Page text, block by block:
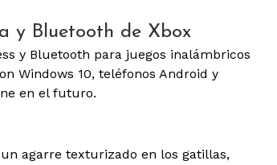
y Bluetooth de Xbox
y Bluetooth para juegos inalámbricos
Windows 10, teléfonos Android y
en el futuro.
agarre texturizado en los gatillas,